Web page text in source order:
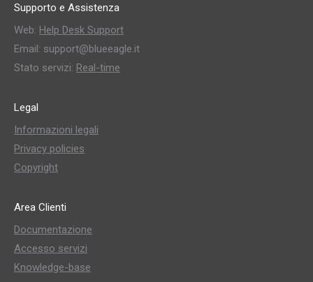
Supporto e Assistenza
Web: Help Desk Support
Email: support@blueeagle.it
Stato servizi: Real-time
Legal
Informazioni legali
Privacy policies
Copyright
Area Clienti
Documentazione
Accesso servizi
Knowledge-base